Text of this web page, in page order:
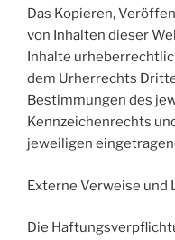
Das Kopieren,
von Inhalten dieser
Inhalte
dem Urherrechts
Bestimmungen des
Kennzeichenrechts
jeweiligen
Externe Verweise und
Die